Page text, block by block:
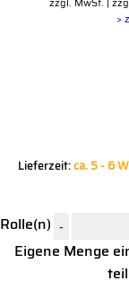
>
Lieferzeit:ca. 5 - 6
Rolle(n) -
Eigene Menge